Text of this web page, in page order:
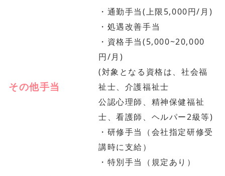
その他手当
・通勤手当(上限5,000円/月)
・処遇改善手当
・資格手当(5,000~20,000
円/月)
(対象となる資格は、社会福
祉士、介護福祉士
公認心理師、精神保健福祉
士、看護師、ヘルパー2級等)
・研修手当（会社指定研修受
講時に支給）
・特別手当（規定あり）